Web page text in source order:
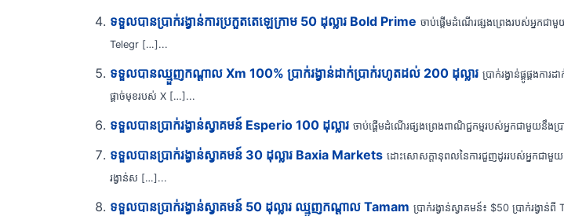
ទទួលបានប្រាក់រង្វាន់ការប្រកួតតេឡេក្រាម 50 ដុល្លារ Bold Prime ចាប់ផ្តើមដំណើរផ្សងព្រេងរបស់អ្នកជា
Telegr […]...
ទទួលបានឈ្មួញកណ្តាល Xm 100% ប្រាក់រង្វាន់ដាក់ប្រាក់រហូតដល់ 200 ដុល្លារ ប្រាក់រង្វាន់ផ្គូផ្គងការ
ផ្តាច់មុខរបស់ X […]...
ទទួលបានប្រាក់រង្វាន់ស្វាគមន៍ Esperio 100 ដុល្លារ ចាប់ផ្តើមដំណើរផ្សងព្រេងពាណិជ្ជកម្មរបស់អ្នកជាមួយនឹង
ទទួលបានប្រាក់រង្វាន់ស្វាគមន៍ 30 ដុល្លារ Baxia Markets ដោះសោសក្តានុពលនៃការជួញដូររបស់អ្នកជាមួយ
រង្វាន់ស […]...
ទទួលបានប្រាក់រង្វាន់ស្វាគមន៍ 50 ដុល្លារ ឈ្មួញកណ្តាល Tamam ប្រាក់រង្វាន់ស្វាគមន៍៖ $50 ប្រាក់រង្វាន់ពី